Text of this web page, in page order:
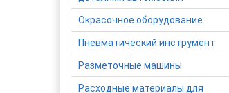
Окрасочное оборудование
Пневматический инструмент
Разметочные машины
Расходные материалы для